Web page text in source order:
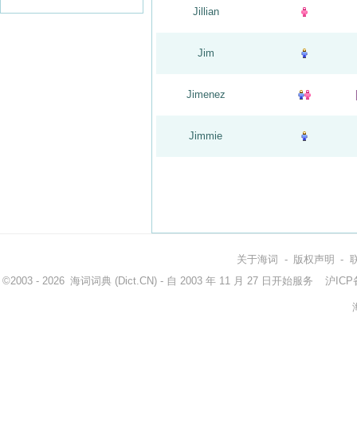
Jillian
Jim
Jimenez
Jimmie
关于海词 - 版权声明 -
©2003 - 2026 海词词典 (Dict.CN) - 自 2003 年 11 月 27 日开始服务 沪ICP